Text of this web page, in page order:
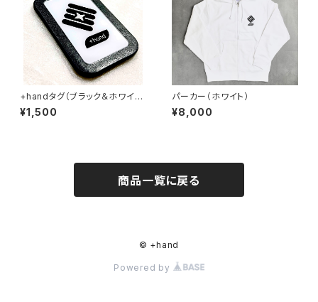
+handタグ（ブラック＆ホワイ
ト）
¥1,500
パーカー（ホワイト）
¥8,000
商品一覧に戻る
© +hand
Powered by